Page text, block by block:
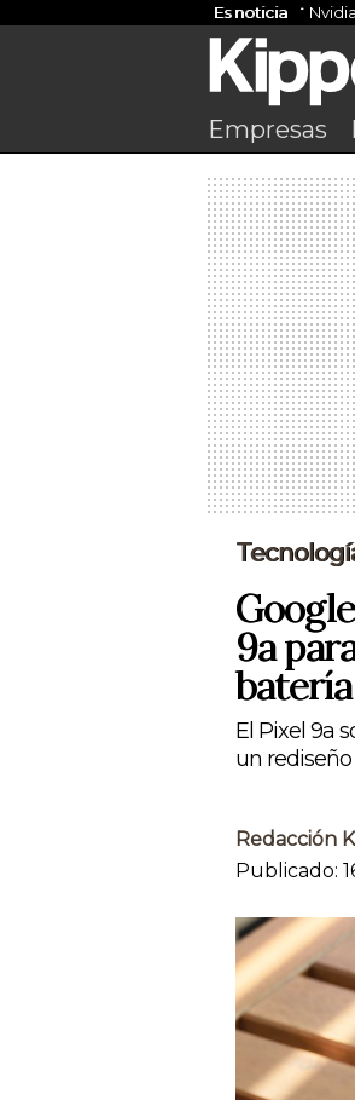
Es noticia Nvidia
Empresas
9a
batería
El Pixel 9a
un
Redacción
Publicado: